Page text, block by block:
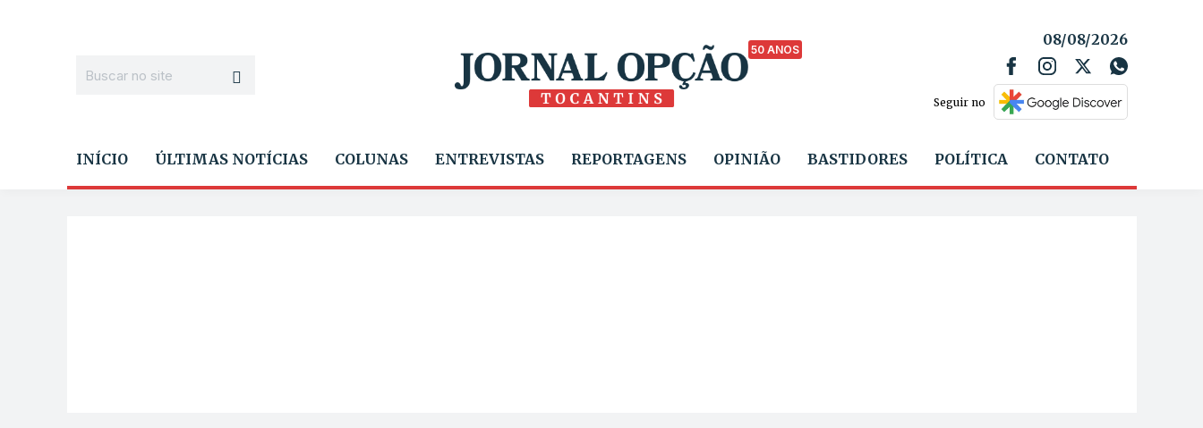
50 ANOS
08/08/2026
Seguir no
INÍCIO ÚLTIMAS NOTÍCIAS COLUNAS ENTREVISTAS REPORTAGENS OPINIÃO BASTIDORES POLÍTICA CONTATO